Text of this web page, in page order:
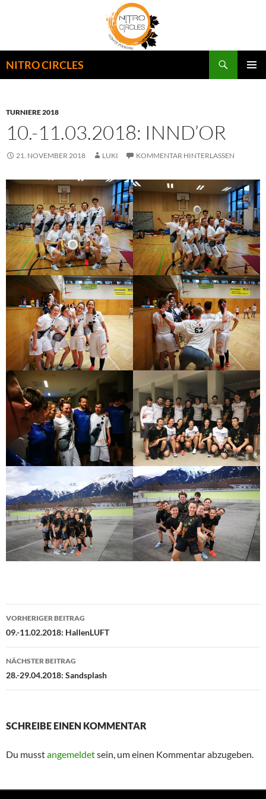
NITRO CIRCLES
TURNIERE 2018
10.-11.03.2018: INND’OR
21. NOVEMBER 2018 LUKI KOMMENTAR HINTERLASSEN
Beitragsnavigation
VORHERIGER BEITRAG
09.-11.02.2018: HallenLUFT
NÄCHSTER BEITRAG
28.-29.04.2018: Sandsplash
SCHREIBE EINEN KOMMENTAR
Du musstangemeldetsein, um einen Kommentar abzugeben.